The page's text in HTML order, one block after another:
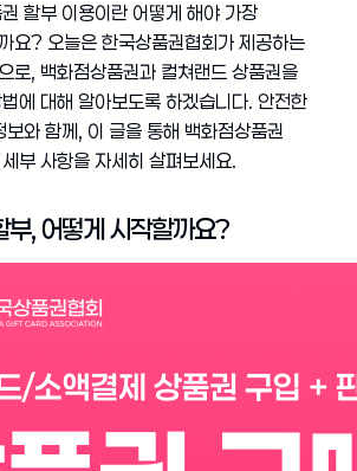
할부 이용이란 어떻게 해야 가장
요? 오늘은 한국상품권협회가 제공하는
로, 백화점상품권과 컬쳐랜드 상품권을
에 대해 알아보도록 하겠습니다. 안전한
보와 함께, 이 글을 통해 백화점상품권
부 사항을 자세히 살펴보세요.
부, 어떻게 시작할까요?